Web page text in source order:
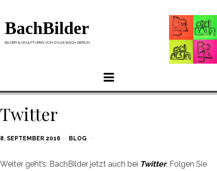
BachBilder
BILDER & SKULPTUREN VON SYLKE BACH, BERLIN
Menu
Twitter
POSTED
8. SEPTEMBER 2016 BLOG
Weiter geht’s: BachBilder jetzt auch bei Twitter. Folgen Sie